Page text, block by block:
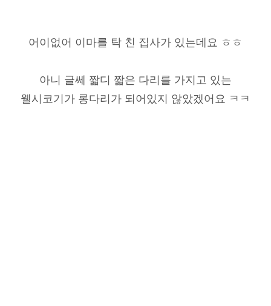
어이없어 이마를 탁 친 집사가 있는데요 ㅎㅎ
아니 글쎄 짧디 짧은 다리를 가지고 있는
웰시코기가 롱다리가 되어있지 않았겠어요 ㅋㅋ